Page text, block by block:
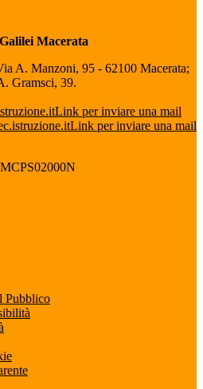
Macerata
A. Manzoni, 95 - 62100 Macerata;
Gramsci, 39.
Link per inviare una mail
Link per inviare una mail
Pubblico